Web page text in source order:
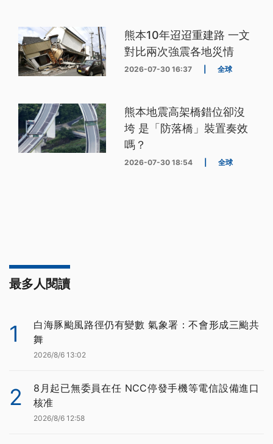
熊本10年迢迢重建路 一文
對比兩次強震各地災情
2026-07-30 16:37 全球
熊本地震高架橋錯位卻沒
垮 是「防落橋」裝置奏效
嗎？
2026-07-30 18:54 全球
最多人閱讀
1
白海豚颱風路徑仍有變數 氣象署：不會形成三颱共
舞
2026/8/6 13:02
2
8月起已無委員在任 NCC停發手機等電信設備進口
核准
2026/8/6 12:58